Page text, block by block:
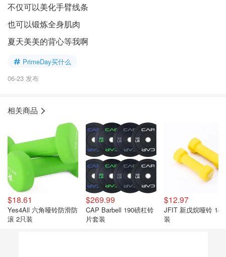
不仅可以美化手臂线条
也可以锻炼全身肌肉
夏天美美的背心等我啊
PrimeDay买什么
06-23 发布
相关商品
$18.61
Yes4All 六角哑铃防滑防
滚 2只装
$269.99
CAP Barbell 190磅杠铃
片套装
$12.97
JFIT 新戊烷哑铃 1磅
装